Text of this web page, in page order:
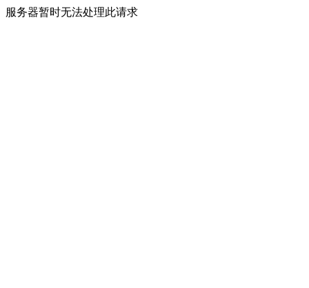
服务器暂时无法处理此请求